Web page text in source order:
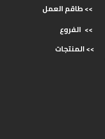
>> طاقمالعمل
>> الفروع
>>المنتجات